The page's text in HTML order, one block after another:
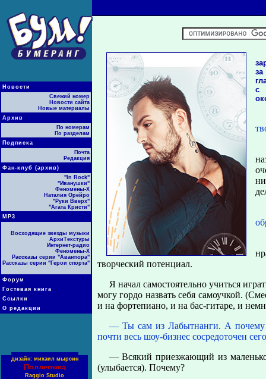
Новости
Свежий номер
Новости сайта
Новые материалы
Архив
По номерам
По разделам
Подписка
Почта
Редакция
Фан-клуб (архив)
"In Rock"
"Иванушки"
Феномены-Х
Наталия Орейро
"Руки Вверх"
"Агата Кристи"
МР3
Восходящие звезды музыки
АрхиТекстуры
Интернет-радио
Феномены-Х
Рассказы серии "Авантюра"
Рассказы серии "Герои спорта"
Форум
Гостевая книга
Ссылки
О редакции
дизайн: михаил мырсин
Поддержка
Raggio Studio
с
творческий потенциал.
Я начал самостоятельно учиться
могу гордо назвать себя самоучкой.
и на фортепиано, и на бас-гитаре, и
— Ты сам из Лабытнанги. А почему
почти весь шоу-бизнес сосредоточен
— Всякий приезжающий из
(улыбается). Почему?